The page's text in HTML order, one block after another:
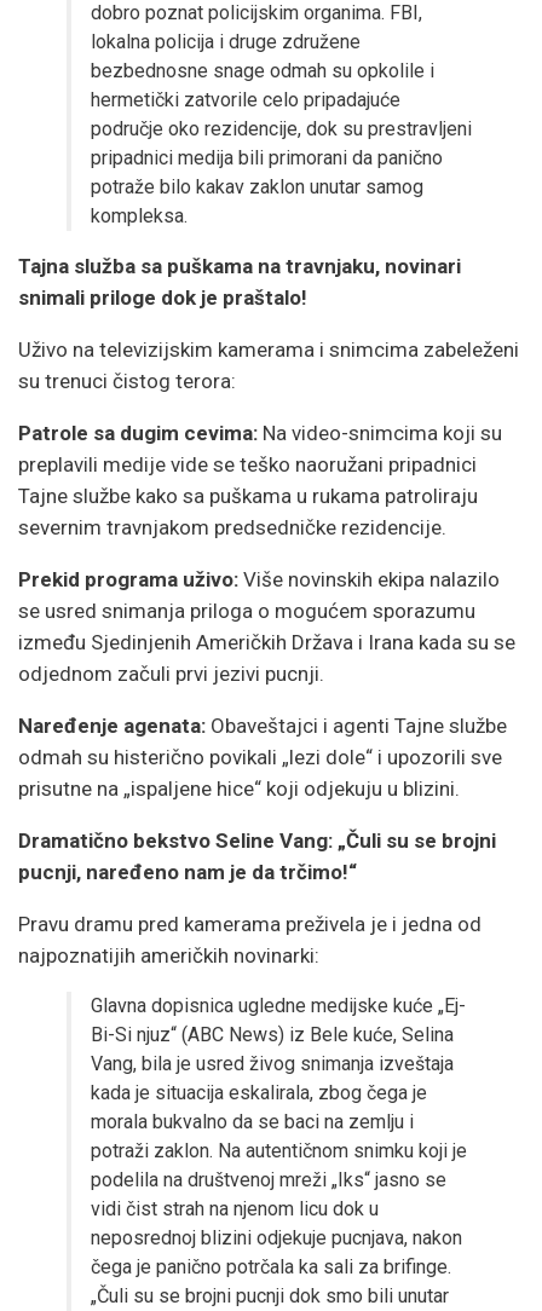
dobro poznat policijskim organima. FBI,
lokalna policija i druge združene
bezbednosne snage odmah su opkolile i
hermetički zatvorile celo pripadajuće
područje oko rezidencije, dok su prestravljeni
pripadnici medija bili primorani da panično
potraže bilo kakav zaklon unutar samog
kompleksa.
Tajna služba sa puškama na travnjaku, novinari
snimali priloge dok je praštalo!
Uživo na televizijskim kamerama i snimcima zabeleženi
su trenuci čistog terora:
Patrole sa dugim cevima: Na video-snimcima koji su
preplavili medije vide se teško naoružani pripadnici
Tajne službe kako sa puškama u rukama patroliraju
severnim travnjakom predsedničke rezidencije.
Prekid programa uživo: Više novinskih ekipa nalazilo
se usred snimanja priloga o mogućem sporazumu
između Sjedinjenih Američkih Država i Irana kada su se
odjednom začuli prvi jezivi pucnji.
Naređenje agenata: Obaveštajci i agenti Tajne službe
odmah su histerično povikali „lezi dole“ i upozorili sve
prisutne na „ispaljene hice“ koji odjekuju u blizini.
Dramatično bekstvo Seline Vang: „Čuli su se brojni
pucnji, naređeno nam je da trčimo!“
Pravu dramu pred kamerama preživela je i jedna od
najpoznatijih američkih novinarki:
Glavna dopisnica ugledne medijske kuće „Ej-
Bi-Si njuz“ (ABC News) iz Bele kuće, Selina
Vang, bila je usred živog snimanja izveštaja
kada je situacija eskalirala, zbog čega je
morala bukvalno da se baci na zemlju i
potraži zaklon. Na autentičnom snimku koji je
podelila na društvenoj mreži „Iks“ jasno se
vidi čist strah na njenom licu dok u
neposrednoj blizini odjekuje pucnjava, nakon
čega je panično potrčala ka sali za brifinge.
„Čuli su se brojni pucnji dok smo bili unutar